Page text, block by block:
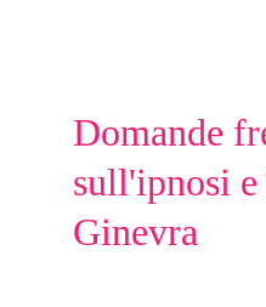
Domande
sull'ipnosi e
Ginevra